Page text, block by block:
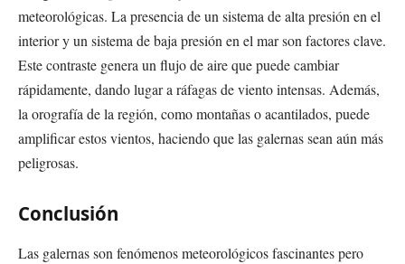
meteorológicas. La presencia de un sistema de alta presión en el
interior y un sistema de baja presión en el mar son factores clave.
Este contraste genera un flujo de aire que puede cambiar
rápidamente, dando lugar a ráfagas de viento intensas. Además,
la orografía de la región, como montañas o acantilados, puede
amplificar estos vientos, haciendo que las galernas sean aún más
peligrosas.
Conclusión
Las galernas son fenómenos meteorológicos fascinantes pero